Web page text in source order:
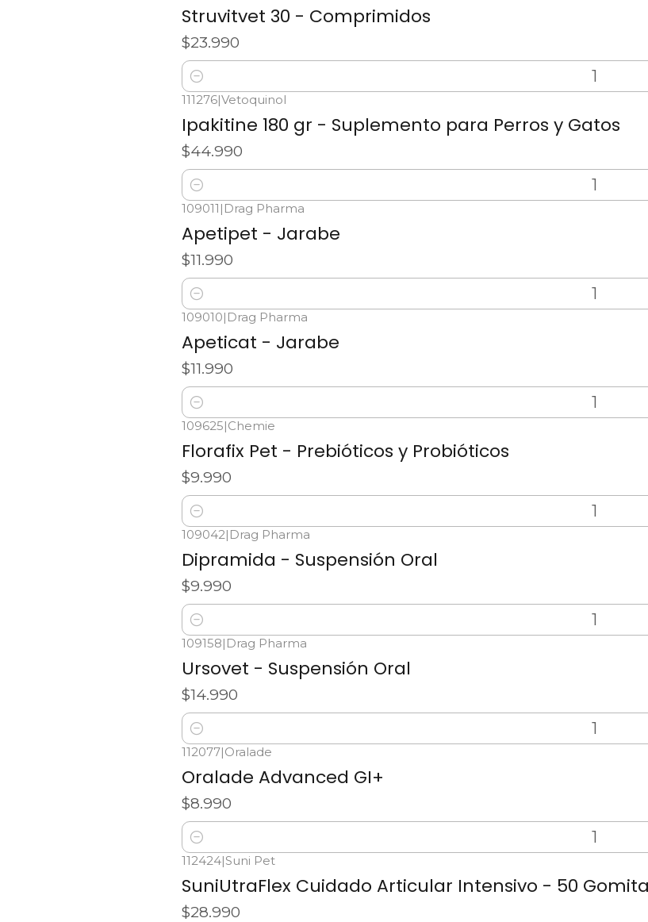
Struvitvet 30 - Comprimidos
$23.990
Cantidad
111276|Vetoquinol
Ipakitine 180 gr - Suplemento para Perros y Gatos
$44.990
Cantidad
109011 | Drag Pharma
Apetipet - Jarabe
$11.990
Cantidad
109010| Drag Pharma
Apeticat - Jarabe
$11.990
Cantidad
109625|Chemie
Florafix Pet - Prebióticos y Probióticos
$9.990
Cantidad
109042| Drag Pharma
Dipramida - Suspensión Oral
$9.990
Cantidad
109158| Drag Pharma
Ursovet - Suspensión Oral
$14.990
Cantidad
112077|Oralade
Oralade Advanced GI+
$8.990
Cantidad
112424|Suni Pet
SuniUtraFlex Cuidado Articular Intensivo - 50
$28.990